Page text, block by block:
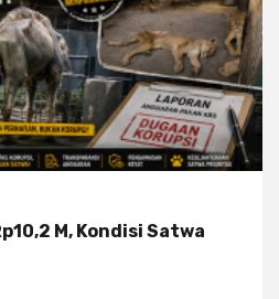
M, Kondisi Satwa